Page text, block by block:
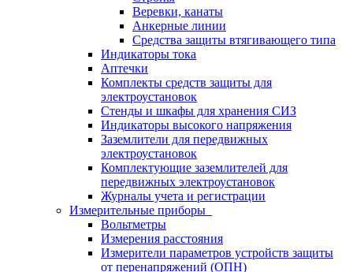
Веревки, канаты
Анкерные линии
Средства защиты втягивающего типа
Индикаторы тока
Аптечки
Комплекты средств защиты для
электроустановок
Стенды и шкафы для хранения СИЗ
Индикаторы высокого напряжения
Заземлители для передвижных
электроустановок
Комплектующие заземлителей для
передвижных электроустановок
Журналы учета и регистрации
Измерительные приборы
Вольтметры
Измерения расстояния
Измерители параметров устройств защиты
от перенапряжений (ОПН)